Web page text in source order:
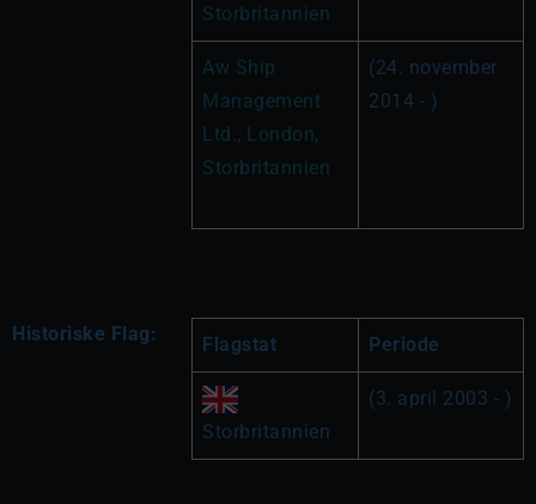
Storbritannien
Aw Ship
Management
Ltd., London,
Storbritannien
(24. november
2014 - )
Historiske Flag: Flagstat Periode
Storbritannien
(3. april 2003 - )